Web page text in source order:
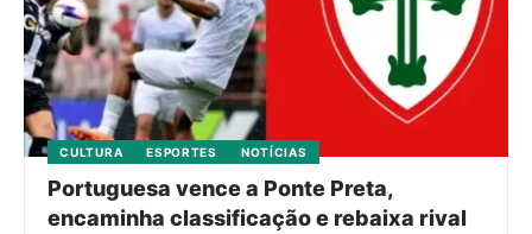
CULTURA ESPORTES NOTÍCIAS
Portuguesa vence a Ponte Preta,
encaminha classificação e rebaixa rival